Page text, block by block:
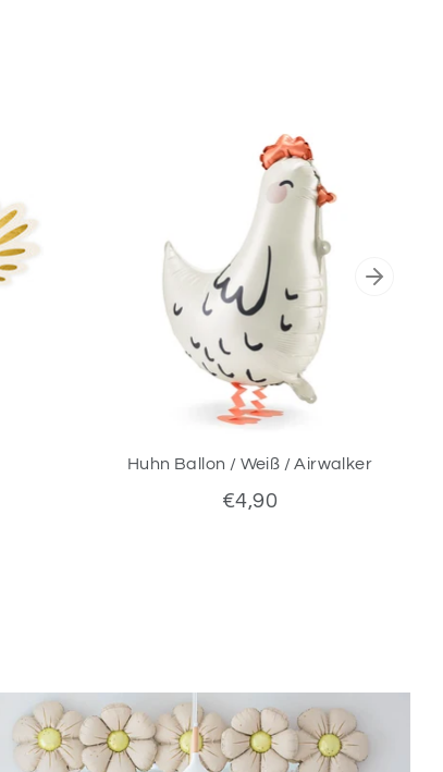
Huhn Ballon / Weiß / Airwalker
€4,90